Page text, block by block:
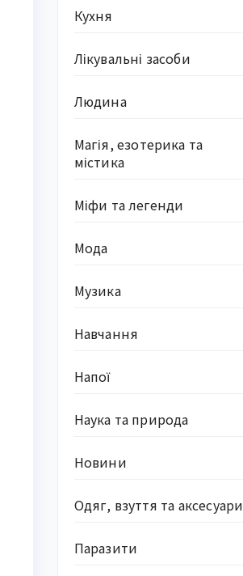
Кухня
Лікувальні засоби
Людина
Магія, езотерика та
містика
Міфи та легенди
Мода
Музика
Навчання
Напої
Наука та природа
Новини
Одяг, взуття та аксесуари
Паразити